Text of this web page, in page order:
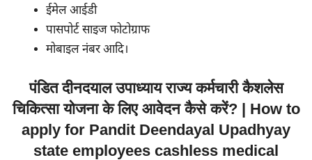
ईमेल आईडी
पासपोर्ट साइज फोटोग्राफ
मोबाइल नंबर आदि।
पंडित दीनदयाल उपाध्याय राज्य कर्मचारी कैशलेस
चिकित्सा योजना के लिए आवेदन कैसे करें? | How to
apply for Pandit Deendayal Upadhyay
state employees cashless medical